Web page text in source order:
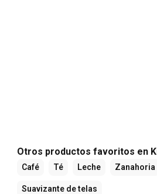
Otros productos favoritos en
Café Té Leche Zanahoria
Suavizante de telas